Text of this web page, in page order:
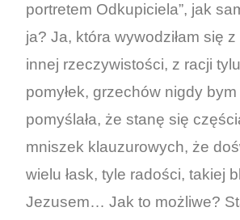
portretem Odkupiciela”, jak
ja? Ja, która wywodziłam się z
innej rzeczywistości, z racji tylu
pomyłek, grzechów nigdy bym
pomyślała, że stanę się
mniszek klauzurowych, że
wielu łask, tyle radości, takiej
Jezusem… Jak to możliwe?